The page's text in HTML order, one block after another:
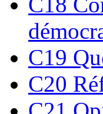
C19
C20